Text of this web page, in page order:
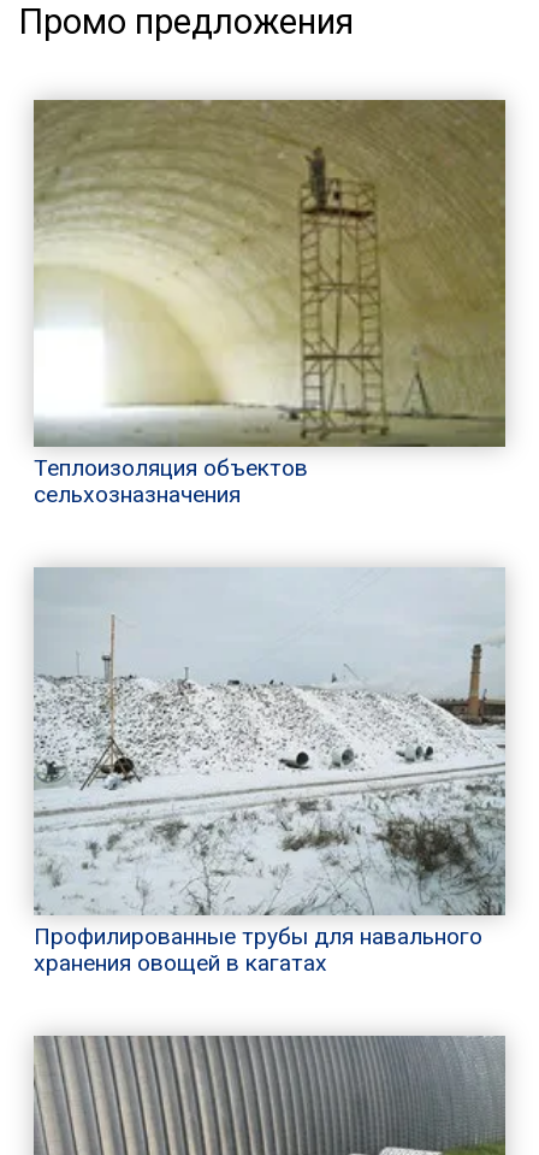
Промо предложения
Теплоизоляция объектов
сельхозназначения
Профилированные трубы для навального
хранения овощей в кагатах